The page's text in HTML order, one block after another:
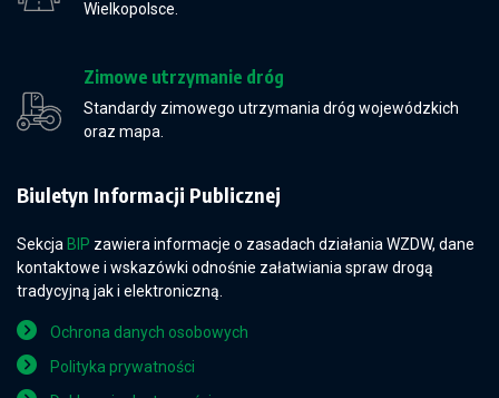
Wielkopolsce.
Zimowe utrzymanie dróg
Standardy zimowego utrzymania dróg wojewódzkich
oraz mapa.
Biuletyn Informacji Publicznej
Sekcja BIP zawiera informacje o zasadach działania WZDW, dane
kontaktowe i wskazówki odnośnie załatwiania spraw drogą
tradycyjną jak i elektroniczną.
Ochrona danych osobowych
Polityka prywatności